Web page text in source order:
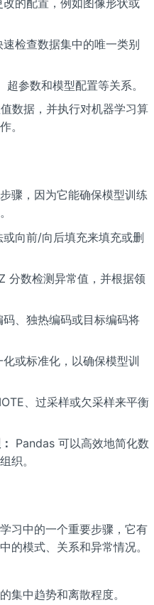
的配置，例如图像形状或
检查数据集中的唯一类别
参数和模型配置等关系。
数据，并执行对机器学习算
。
骤，因为它能确保模型训练
向前/向后填充来填充或删
分数检测异常值，并根据领
、独热编码或目标编码将
或标准化，以确保模型训
、过采样或欠采样来平衡
Pandas 可以高效地简化数
织。
习中的一个重要步骤，它有
的模式、关系和异常情况。
集中趋势和离散程度。